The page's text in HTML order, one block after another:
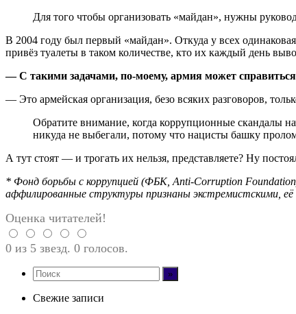
Для того чтобы организовать «майдан», нужны
В 2004 году был первый «майдан». Откуда у всех
привёз туалеты в таком количестве, кто их каждый день
— С такими задачами, по-моему, армия может
— Это армейская организация, безо всяких разговоров,
Обратите внимание, когда коррупционные скандалы
никуда не выбегали, потому что нацисты башку
А тут стоят — и трогать их нельзя, представляете? Ну
* Фонд борьбы с коррупцией (ФБК, Anti-Corruption
аффилированные структуры признаны экстремистскими, её
Оценка читателей!
0 из 5 звезд. 0 голосов.
Свежие записи